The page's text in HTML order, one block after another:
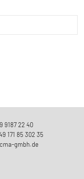
9187 22 40
171 85 302 35
gmbh.de